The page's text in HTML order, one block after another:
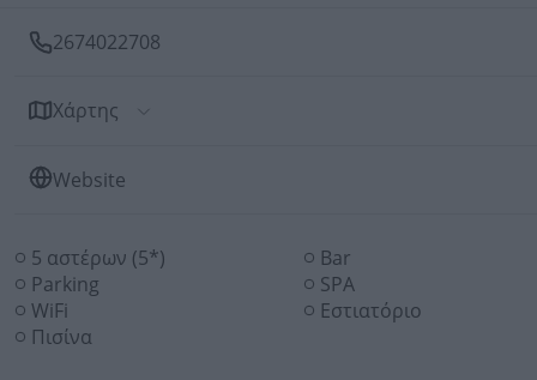
2674022708
Χάρτης
Website
5 αστέρων (5*)
Bar
Parking
SPA
WiFi
Εστιατόριο
Πισίνα